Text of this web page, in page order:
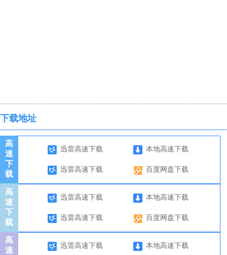
下载地址
高
速
下
载
迅雷高速下载 本地高速下载
迅雷高速下载 百度网盘下载
高
速
下
载
迅雷高速下载 本地高速下载
迅雷高速下载 百度网盘下载
高
速
迅雷高速下载 本地高速下载